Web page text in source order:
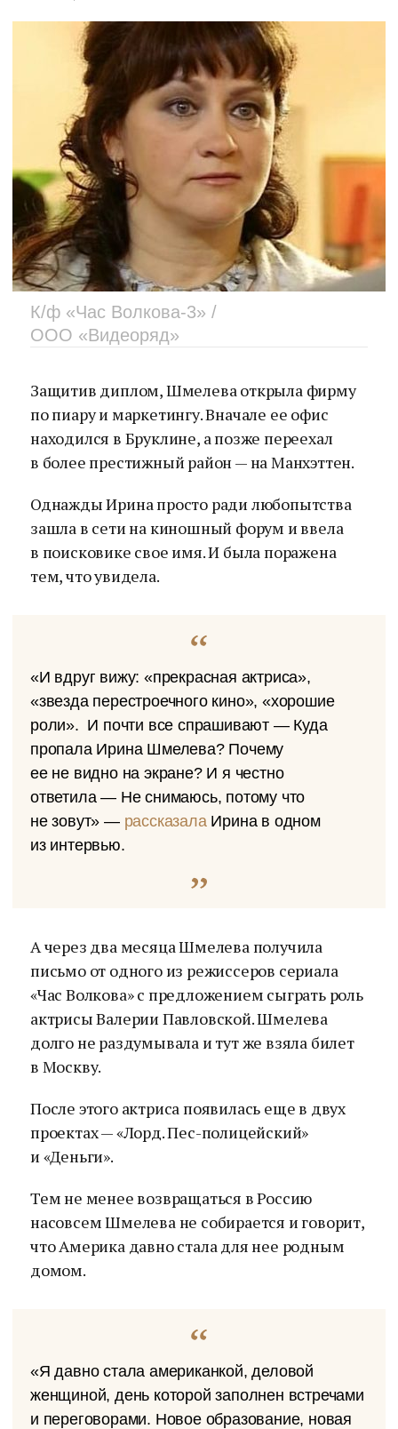
К/ф «Час Волкова-3» /
ООО «Видеоряд»
Защитив диплом, Шмелева открыла фирму
по пиару и маркетингу. Вначале ее офис
находился в Бруклине, а позже переехал
в более престижный район — на Манхэттен.
Однажды Ирина просто ради любопытства
зашла в сети на киношный форум и ввела
в поисковике свое имя. И была поражена
тем, что увидела.
«И вдруг вижу: «прекрасная актриса»,
«звезда перестроечного кино», «хорошие
роли». И почти все спрашивают — Куда
пропала Ирина Шмелева? Почему
ее не видно на экране? И я честно
ответила — Не снимаюсь, потому что
не зовут» — рассказалаИрина в одном
из интервью.
А через два месяца Шмелева получила
письмо от одного из режиссеров сериала
«Час Волкова» с предложением сыграть роль
актрисы Валерии Павловской. Шмелева
долго не раздумывала и тут же взяла билет
в Москву.
После этого актриса появилась еще в двух
проектах — «Лорд. Пес-полицейский»
и «Деньги».
Тем не менее возвращаться в Россию
насовсем Шмелева не собирается и говорит,
что Америка давно стала для нее родным
домом.
«Я давно стала американкой, деловой
женщиной, день которой заполнен встречами
и переговорами. Новое образование, новая